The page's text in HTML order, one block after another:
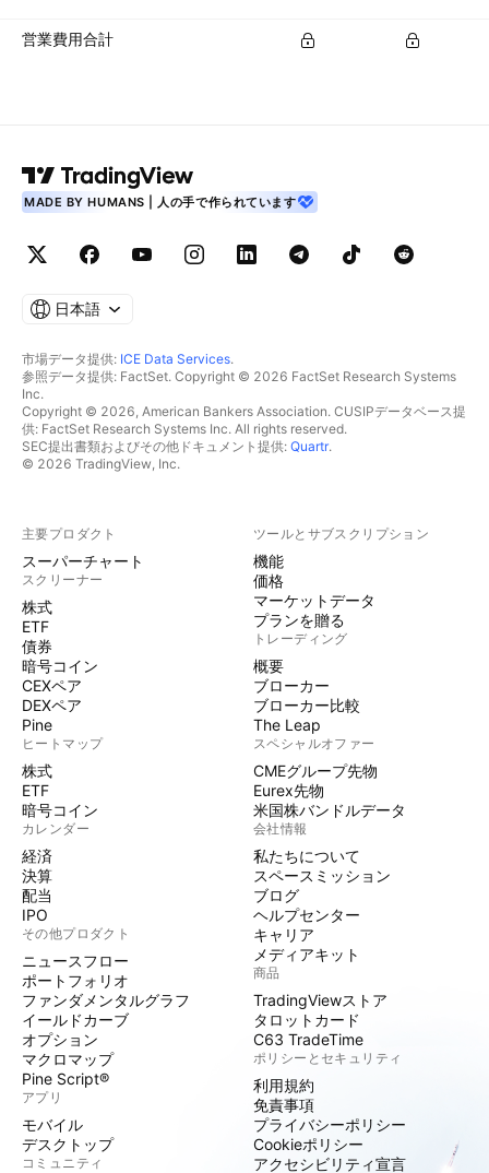
営業費用合計
MADE BY HUMANS | 人の手で作られています
日本語
市場データ提供: ICE Data Services.
参照データ提供: FactSet. Copyright © 2026 FactSet Research Systems
Inc.
Copyright © 2026, American Bankers Association. CUSIPデータベース提
供: FactSet Research Systems Inc. All rights reserved.
SEC提出書類およびその他ドキュメント提供: Quartr.
© 2026 TradingView, Inc.
主要プロダクト
スーパーチャート
スクリーナー
株式
ETF
債券
暗号コイン
CEXペア
DEXペア
Pine
ヒートマップ
株式
ETF
暗号コイン
カレンダー
経済
決算
配当
IPO
その他プロダクト
ニュースフロー
ポートフォリオ
ファンダメンタルグラフ
イールドカーブ
オプション
マクロマップ
Pine Script®
アプリ
モバイル
デスクトップ
コミュニティ
ツールとサブスクリプション
機能
価格
マーケットデータ
プランを贈る
トレーディング
概要
ブローカー
ブローカー比較
The Leap
スペシャルオファー
CMEグループ先物
Eurex先物
米国株バンドルデータ
会社情報
私たちについて
スペースミッション
ブログ
ヘルプセンター
キャリア
メディアキット
商品
TradingViewストア
タロットカード
C63 TradeTime
ポリシーとセキュリティ
利用規約
免責事項
プライバシーポリシー
Cookieポリシー
アクセシビリティ宣言